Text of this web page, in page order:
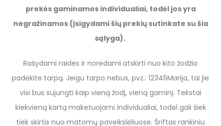
prekės gaminamos individualiai, todėl jos yra
negražinamos (Įsigydami šių prekių sutinkate su šia
sąlyga).
Rašydami raides ir norėdami atskirti nuo kito žodžio
padėkite tarpą. Jeigu tarpo nebus, pvz.: 12345Marija, tai jie
visi bus sujungti kaip vieną žodį, vieną gaminį. Tekstai
kiekvieną kartą maketuojami individualiai, todėl gali šiek
tiek skirtis nuo matomų paveikslėliuose. Šriftas rankiniu